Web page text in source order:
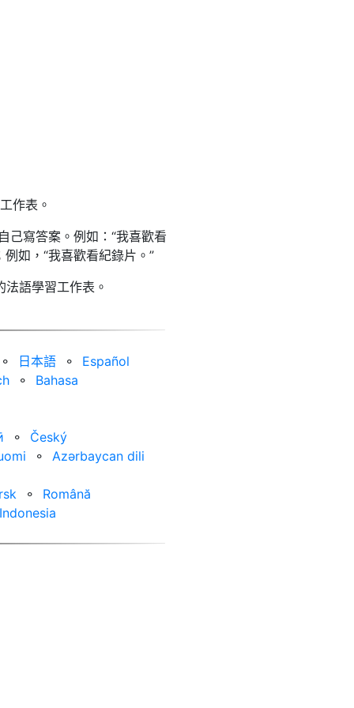
作表。
己寫答案。例如：“我喜歡看
例如，“我喜歡看紀錄片。”
語學習工作表。
⚬ 日本語 ⚬
Español
⚬ Bahasa
⚬
Český
⚬ Azərbaycan dili
⚬
Română